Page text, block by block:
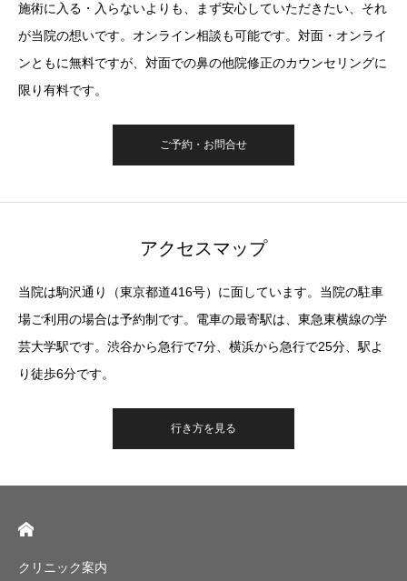
施術に入る・入らないよりも、まず安心していただきたい、それ
が当院の想いです。オンライン相談も可能です。対面・オンライ
ンともに無料ですが、対面での鼻の他院修正のカウンセリングに
限り有料です。
ご予約・お問合せ
アクセスマップ
当院は駒沢通り（東京都道416号）に面しています。当院の駐車
場ご利用の場合は予約制です。電車の最寄駅は、東急東横線の学
芸大学駅です。渋谷から急行で7分、横浜から急行で25分、駅よ
り徒歩6分です。
行き方を見る
クリニック案内